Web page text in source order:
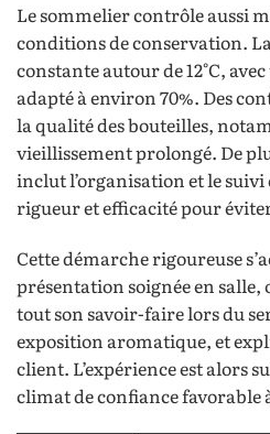
Le sommelier contrôle aussi
conditions de conservation.
constante autour de 12°C,
adapté à environ 70%. Des
la qualité des bouteilles,
vieillissement prolongé. De
inclut l’organisation et le
rigueur et efficacité pour
Cette démarche rigoureuse
présentation soignée en
tout son savoir-faire lors du
exposition aromatique, et
client. L’expérience est alors
climat de confiance favorable